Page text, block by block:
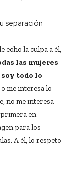
separación
echo la culpa a él,
las mujeres
todo lo
me interesa lo
no me interesa
primera en
para los
A él, lo respeto